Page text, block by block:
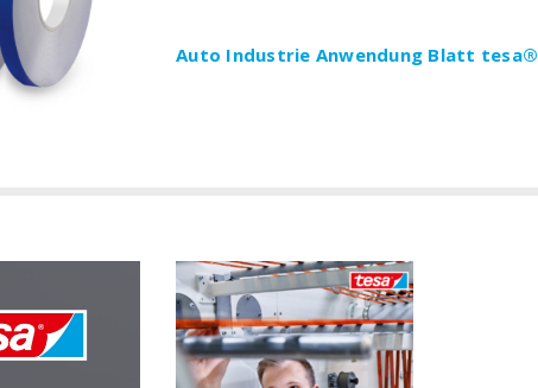
Auto Industrie Anwendung Blatt tesa®